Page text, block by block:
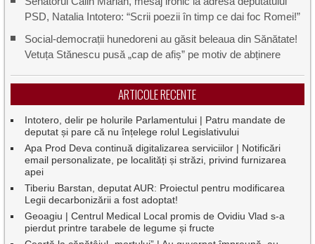
PSD, Natalia Intotero: “Scrii poezii în timp ce dai foc Romei!”
Social-democrații hunedoreni au găsit beleaua din Sănătate!
Vetuța Stănescu pusă „cap de afiș” pe motiv de abținere
ARTICOLE RECENTE
Intotero, delir pe holurile Parlamentului | Patru mandate de
deputat și pare că nu înțelege rolul Legislativului
Apa Prod Deva continuă digitalizarea serviciilor | Notificări
email personalizate, pe localități și străzi, privind furnizarea
apei
Tiberiu Barstan, deputat AUR: Proiectul pentru modificarea
Legii decarbonizării a fost adoptat!
Geoagiu | Centrul Medical Local promis de Ovidiu Vlad s-a
pierdut printre tarabele de legume și fructe